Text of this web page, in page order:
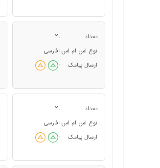
تعداد :
2
نوع اس ام اس : فارسی
ارسال پیامک
:
تعداد :
2
نوع اس ام اس : فارسی
ارسال پیامک
: